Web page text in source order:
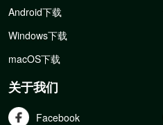
Android下载
Windows下载
macOS下载
关于我们
Facebook